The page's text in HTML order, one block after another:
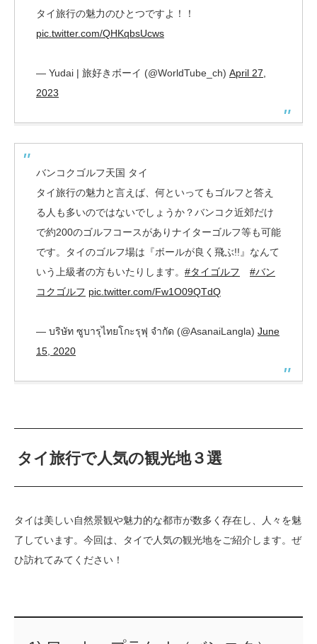
タイ旅行の魅力のひとつですよ！！
pic.twitter.com/QHKqbsUcws
— Yudai | 旅好きボーイ (@WorldTube_ch) April 27,
2023
バンコクゴルフ天国 タイ
タイ旅行の魅力と言えば、何といってもゴルフと答え
る人も多いのではないでしょうか？バンコク近郊だけ
で約200のゴルフコースがありナイターゴルフ等も可能
です。タイのゴルフ場は『ボールが良く飛ぶ!!』なんて
いう上級者の方もいたりします。 #タイゴルフ
#バン
コクゴルフ pic.twitter.com/Fw1O09QTdQ
— บริษัท ซูบารุไทยโกะรุฟุ จำกัด (@AsanaiLangla) June
15, 2020
タイ旅行で人気の観光地３選
タイは美しい自然景観や魅力的な都市が数多く存在し、人々を魅
了しています。今回は、タイで人気の観光地をご紹介します。ぜ
ひ訪れてみてください！